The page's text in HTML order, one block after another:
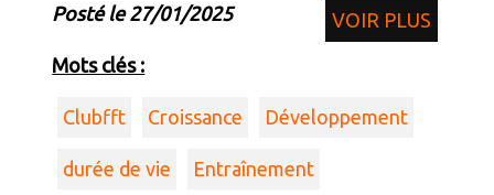
Posté le 27/01/2025 VOIR PLUS
Mots clés :
Clubfft Croissance Développement
durée de vie Entraînement